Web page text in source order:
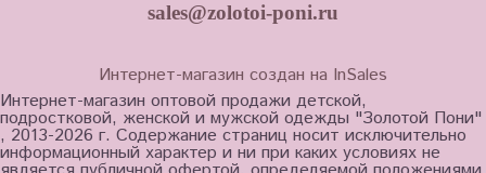
sales@zolotoi-poni.ru
Интернет-магазин создан на InSales
Интернет-магазин оптовой продажи детской,
подростковой, женской и мужской одежды "Золотой Пони"
, 2013-2026 г. Содержание страниц носит исключительно
информационный характер и ни при каких условиях не